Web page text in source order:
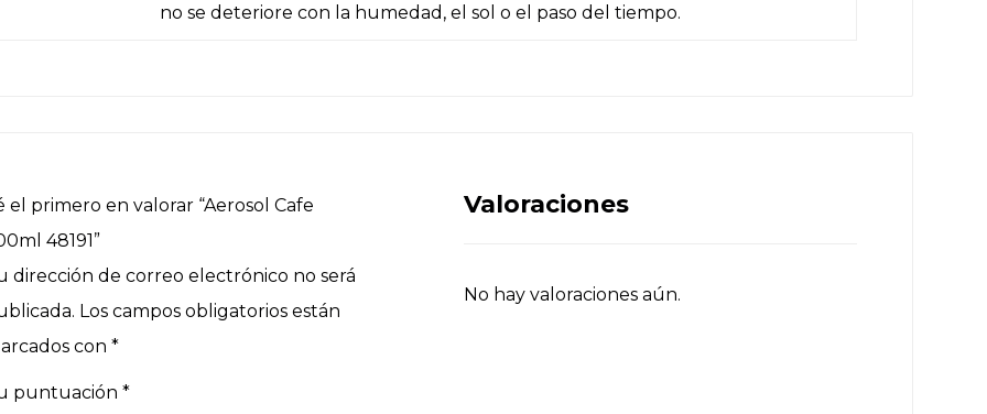
no se deteriore con la humedad, el sol o el paso del tiempo.
Valoraciones
No hay valoraciones aún.
el primero en valorar “Aerosol Cafe
48191”
dirección de correo electrónico no será
Los campos obligatorios están
con *
puntuación *